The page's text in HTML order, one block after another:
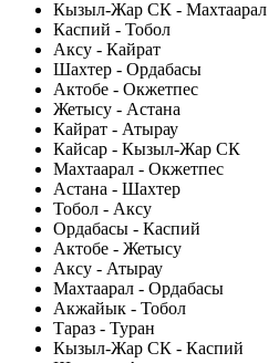
Кызыл-Жар СК - Махтаарал
Каспий - Тобол
Аксу - Кайрат
Шахтер - Ордабасы
Актобе - Окжетпес
Жетысу - Астана
Кайрат - Атырау
Кайсар - Кызыл-Жар СК
Махтаарал - Окжетпес
Астана - Шахтер
Тобол - Аксу
Ордабасы - Каспий
Актобе - Жетысу
Аксу - Атырау
Махтаарал - Ордабасы
Акжайык - Тобол
Тараз - Туран
Кызыл-Жар СК - Каспий